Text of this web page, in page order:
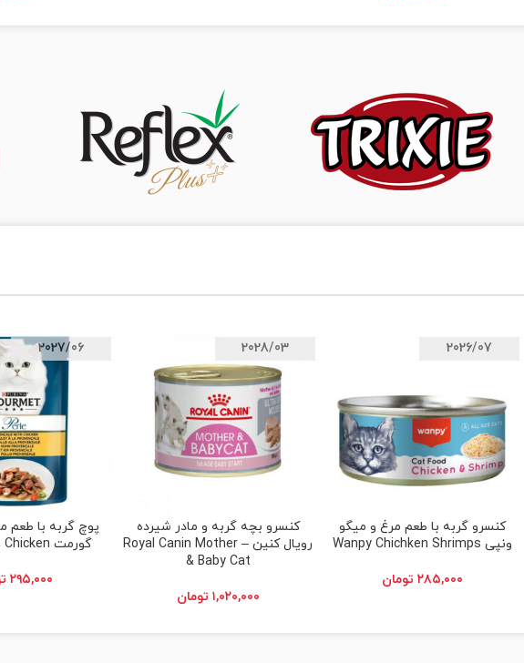
2026/07
افزودن به سبد خرید
کنسرو گربه با طعم مرغ و میگو
ونپی Wanpy Chichken Shrimps
۲۸۵,۰۰۰ تومان
2028/03
افزودن به سبد خرید
کنسرو بچه گربه و مادر شیرده
رویال کنین – Royal Canin Mother
& Baby Cat
۱,۰۲۰,۰۰۰ تومان
2027/06
افزودن به سبد خرید
پوچ گربه با طعم
گورمت Provencale Chicken
۲۹۵,۰۰۰